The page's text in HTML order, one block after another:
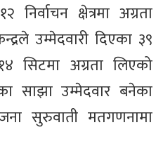
क्षेत्रमा अग्रता
उम्मेदवारी दिएका ३९
सिटमा अग्रता लिएको
साझा उम्मेदवार बनेका
सुरुवाती मतगणनामा